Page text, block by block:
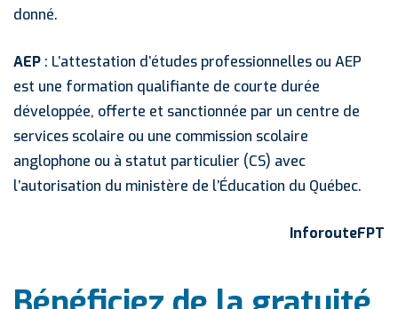
donné.
AEP : L’attestation d’études professionnelles ou AEP
est une formation qualifiante de courte durée
développée, offerte et sanctionnée par un centre de
services scolaire ou une commission scolaire
anglophone ou à statut particulier (CS) avec
l’autorisation du ministère de l’Éducation du Québec.
InforouteFPT